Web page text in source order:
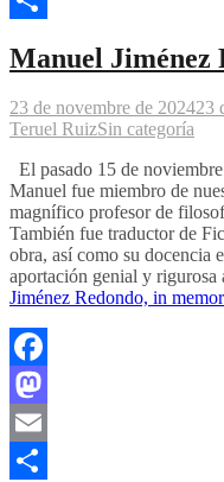
Manuel Jiménez
23 de novembre de 202423
Teruel RuizSin categoría
El pasado 15 de
Manuel fue miembro de
magnífico profesor de
También fue traductor de
obra, así como su docencia
aportación genial y
Jiménez Redondo, in
Facebook
Mastodon
Email